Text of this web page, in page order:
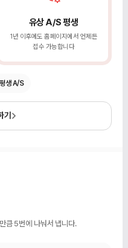
유상 A/S 평생
1년 이후에도 홈페이지에서 언제든
접수 가능합니다
생 A/S
기
큼 5번에 나눠서 냅니다.